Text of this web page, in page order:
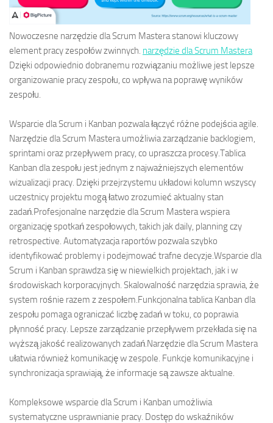
Nowoczesne narzędzie dla Scrum Mastera stanowi kluczowy
element pracy zespołów zwinnych. narzędzie dla Scrum Mastera
Dzięki odpowiednio dobranemu rozwiązaniu możliwe jest lepsze
organizowanie pracy zespołu, co wpływa na poprawę wyników
zespołu.
Wsparcie dla Scrum i Kanban pozwala łączyć różne podejścia agile.
Narzędzie dla Scrum Mastera umożliwia zarządzanie backlogiem,
sprintami oraz przepływem pracy, co upraszcza procesy.Tablica
Kanban dla zespołu jest jednym z najważniejszych elementów
wizualizacji pracy. Dzięki przejrzystemu układowi kolumn wszyscy
uczestnicy projektu mogą łatwo zrozumieć aktualny stan
zadań.Profesjonalne narzędzie dla Scrum Mastera wspiera
organizację spotkań zespołowych, takich jak daily, planning czy
retrospective. Automatyzacja raportów pozwala szybko
identyfikować problemy i podejmować trafne decyzje.Wsparcie dla
Scrum i Kanban sprawdza się w niewielkich projektach, jak i w
środowiskach korporacyjnych. Skalowalność narzędzia sprawia, że
system rośnie razem z zespołem.Funkcjonalna tablica Kanban dla
zespołu pomaga ograniczać liczbę zadań w toku, co poprawia
płynność pracy. Lepsze zarządzanie przepływem przekłada się na
wyższą jakość realizowanych zadań.Narzędzie dla Scrum Mastera
ułatwia również komunikację w zespole. Funkcje komunikacyjne i
synchronizacja sprawiają, że informacje są zawsze aktualne.
Kompleksowe wsparcie dla Scrum i Kanban umożliwia
systematyczne usprawnianie pracy. Dostęp do wskaźników